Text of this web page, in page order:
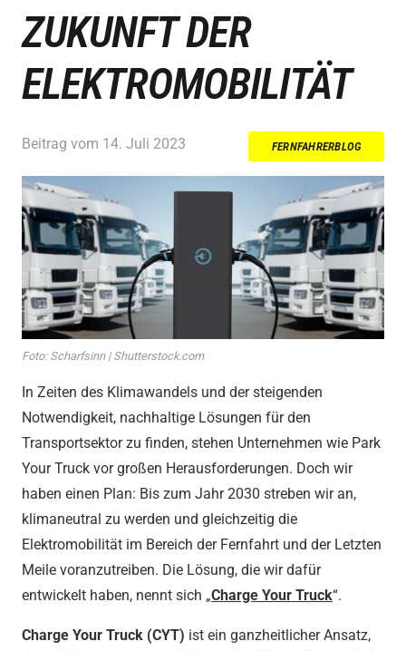
ZUKUNFT DER
ELEKTROMOBILITÄT
Beitrag vom 14. Juli 2023 FERNFAHRERBLOG
Foto: Scharfsinn | Shutterstock.com
In Zeiten des Klimawandels und der steigenden
Notwendigkeit, nachhaltige Lösungen für den
Transportsektor zu finden, stehen Unternehmen wie Park
Your Truck vor großen Herausforderungen. Doch wir
haben einen Plan: Bis zum Jahr 2030 streben wir an,
klimaneutral zu werden und gleichzeitig die
Elektromobilität im Bereich der Fernfahrt und der Letzten
Meile voranzutreiben. Die Lösung, die wir dafür
entwickelt haben, nennt sich „Charge Your Truck“.
Charge Your Truck (CYT) ist ein ganzheitlicher Ansatz,